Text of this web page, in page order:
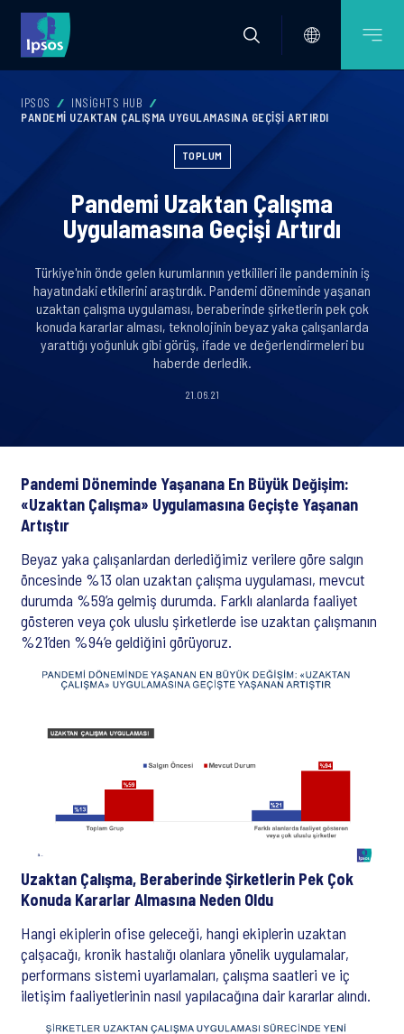
IPSOS
INSIGHTS HUB
PANDEMI UZAKTAN ÇALIŞMA UYGULAMASINA GEÇIŞI ARTIRDI
TOPLUM
Pandemi Uzaktan Çalışma
Uygulamasına Geçişi Artırdı
Türkiye'nin önde gelen kurumlarının yetkilileri ile pandeminin iş
hayatındaki etkilerini araştırdık. Pandemi döneminde yaşanan
uzaktan çalışma uygulaması, beraberinde şirketlerin pek çok
konuda kararlar alması, teknolojinin beyaz yaka çalışanlarda
yarattığı yoğunluk gibi görüş, ifade ve değerlendirmeleri bu
haberde derledik.
21.06.21
Pandemi Döneminde Yaşanana En Büyük Değişim:
«Uzaktan Çalışma» Uygulamasına Geçişte Yaşanan
Artıştır
Beyaz yaka çalışanlardan derlediğimiz verilere göre salgın
öncesinde %13 olan uzaktan çalışma uygulaması, mevcut
durumda %59’a gelmiş durumda. Farklı alanlarda faaliyet
gösteren veya çok uluslu şirketlerde ise uzaktan çalışmanın
%21’den %94’e geldiğini görüyoruz.
Uzaktan Çalışma, Beraberinde Şirketlerin Pek Çok
Konuda Kararlar Almasına Neden Oldu
Hangi ekiplerin ofise geleceği, hangi ekiplerin uzaktan
çalşacağı, kronik hastalığı olanlara yönelik uygulamalar,
performans sistemi uyarlamaları, çalışma saatleri ve iç
iletişim faaliyetlerinin nasıl yapılacağına dair kararlar alındı.